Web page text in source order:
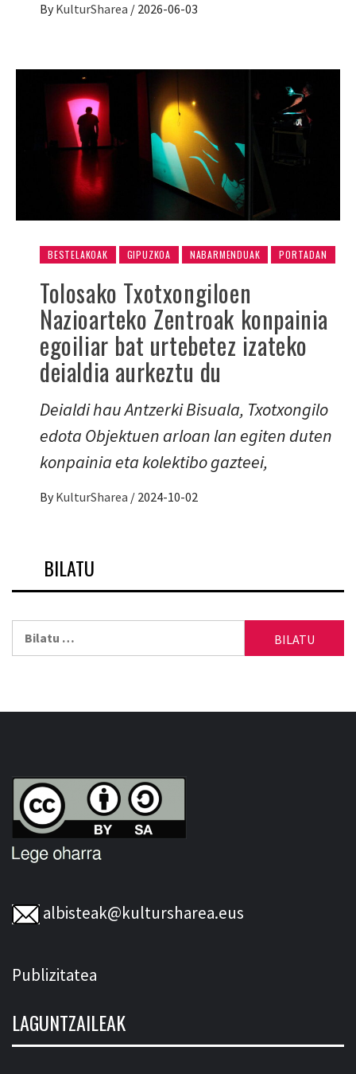
By KulturSharea / 2026-06-03
BESTELAKOAK GIPUZKOA NABARMENDUAK PORTADAN
Tolosako Txotxongiloen
Nazioarteko Zentroak konpainia
egoiliar bat urtebetez izateko
deialdia aurkeztu du
Deialdi hau Antzerki Bisuala, Txotxongilo
edota Objektuen arloan lan egiten duten
konpainia eta kolektibo gazteei,
By KulturSharea / 2024-10-02
BILATU
albisteak@kultursharea.eus
Publizitatea
LAGUNTZAILEAK